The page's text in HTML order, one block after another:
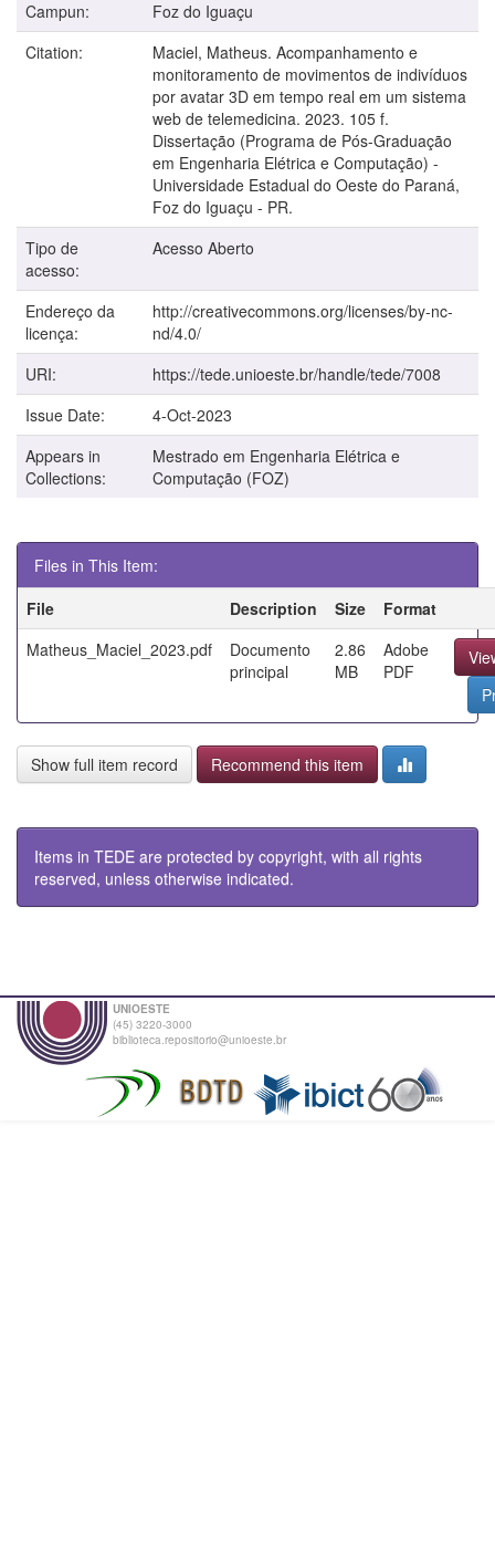
Campun:
Foz do Iguaçu
Citation:
Maciel, Matheus. Acompanhamento e
monitoramento de movimentos de indivíduos
por avatar 3D em tempo real em um sistema
web de telemedicina. 2023. 105 f.
Dissertação (Programa de Pós-Graduação
em Engenharia Elétrica e Computação) -
Universidade Estadual do Oeste do Paraná,
Foz do Iguaçu - PR.
Tipo de
acesso:
Acesso Aberto
Endereço da
licença:
http://creativecommons.org/licenses/by-nc-
nd/4.0/
URI:
https://tede.unioeste.br/handle/tede/7008
Issue Date:
4-Oct-2023
Appears in
Collections:
Mestrado em Engenharia Elétrica e
Computação (FOZ)
Files in This Item:
File
Description Size
Format
Matheus_Maciel_2023.pdf
Documento
principal
2.86
MB
Adobe
PDF
Show full item record Recommend this item
Items in TEDE are protected by copyright, with all rights
reserved, unless otherwise indicated.
UNIOESTE
(45) 3220-3000
biblioteca.repositorio@unioeste.br